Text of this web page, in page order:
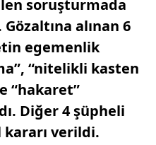
soruşturmada
alınan 6
egemenlik
“nitelikli kasten
“hakaret”
Diğer 4 şüpheli
verildi.